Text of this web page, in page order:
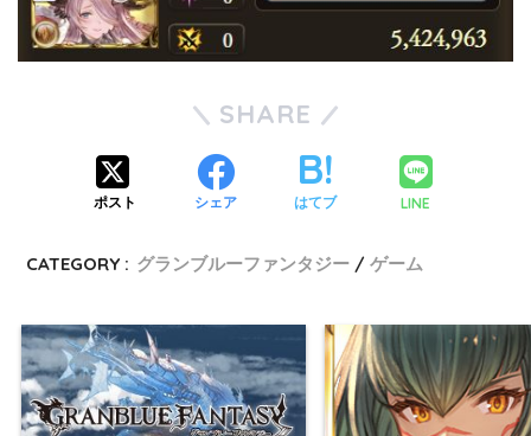
SHARE
ポスト シェア はてブ LINE
CATEGORY : グランブルーファンタジー ゲーム